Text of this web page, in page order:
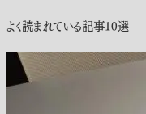
よく読まれている記事10選